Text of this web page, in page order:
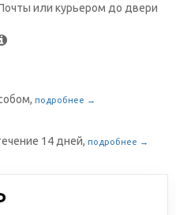
или курьером до двери
подробнее →
14 дней, подробнее →